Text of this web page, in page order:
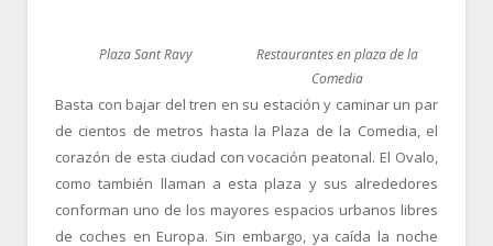
Plaza Sant Ravy
Restaurantes en plaza de la
Comedia
Basta con bajar del tren en su estación y caminar un par
de cientos de metros hasta la Plaza de la Comedia, el
corazón de esta ciudad con vocación peatonal. El Ovalo,
como también llaman a esta plaza y sus alrededores
conforman uno de los mayores espacios urbanos libres
de coches en Europa. Sin embargo, ya caída la noche